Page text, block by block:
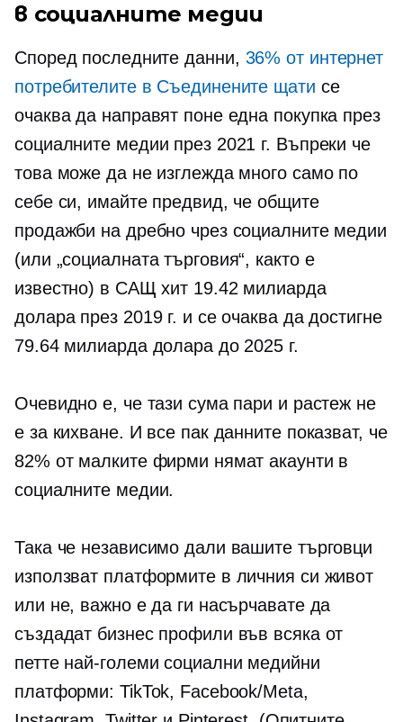
в социалните медии
Според последните данни, 36% от интернет
потребителите в Съединените щати се
очаква да направят поне една покупка през
социалните медии през 2021 г. Въпреки че
това може да не изглежда много само по
себе си, имайте предвид, че общите
продажби на дребно чрез социалните медии
(или „социалната търговия“, както е
известно) в САЩ хит 19.42 милиарда
долара през 2019 г. и се очаква да достигне
79.64 милиарда долара до 2025 г.
Очевидно е, че тази сума пари и растеж не
е за кихване. И все пак данните показват, че
82% от малките фирми нямат акаунти в
социалните медии.
Така че независимо дали вашите търговци
използват платформите в личния си живот
или не, важно е да ги насърчавате да
създадат бизнес профили във всяка от
петте най-големи социални медийни
платформи: TikTok, Facebook/Meta,